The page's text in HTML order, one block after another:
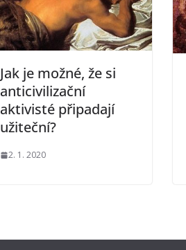
Jak je možné, že si
anticivilizační
aktivisté připadají
užiteční?
2. 1. 2020